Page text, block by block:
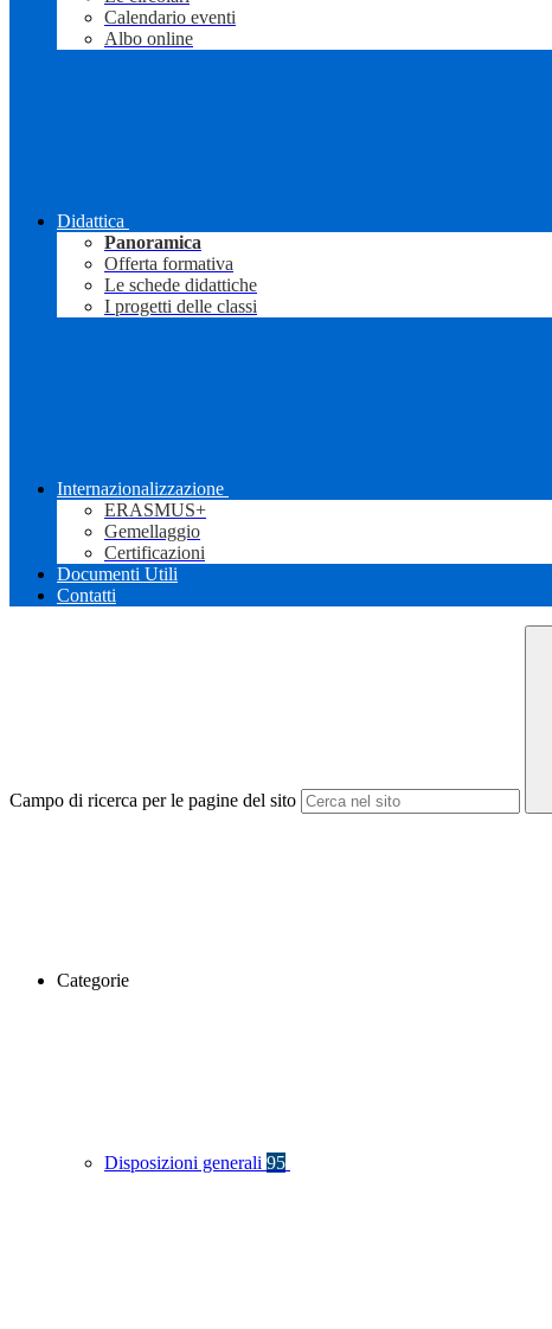
Calendario eventi
Albo online
Didattica
Panoramica
Offerta formativa
Le schede didattiche
I progetti delle classi
Internazionalizzazione
ERASMUS+
Gemellaggio
Certificazioni
Documenti Utili
Contatti
Campo di ricerca per le pagine del sito
Categorie
Disposizioni generali 95